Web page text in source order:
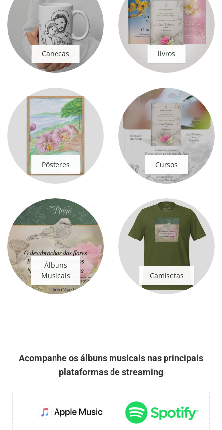
Canecas livros
Pôsteres Cursos
Álbuns
Musicais
Camisetas
Acompanhe os álbuns musicais nas principais
plataformas de streaming